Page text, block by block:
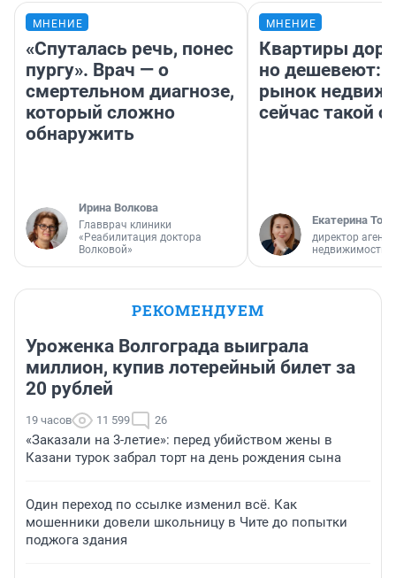
МНЕНИЕ
«Спуталась речь, понес
пургу». Врач — о
смертельном диагнозе,
который сложно
обнаружить
Ирина Волкова
Главврач клиники
«Реабилитация доктора
Волковой»
МНЕНИЕ
Квартиры
но дешевеют:
рынок
сейчас такой
Екатерина
директор
недвижимости
РЕКОМЕНДУЕМ
Уроженка Волгограда выиграла
миллион, купив лотерейный билет за
20 рублей
19 часов 11 599 26
«Заказали на 3-летие»: перед убийством жены в
Казани турок забрал торт на день рождения сына
Один переход по ссылке изменил всё. Как
мошенники довели школьницу в Чите до попытки
поджога здания